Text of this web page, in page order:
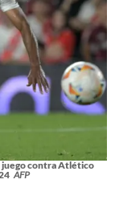
juego contra Atlético
AFP